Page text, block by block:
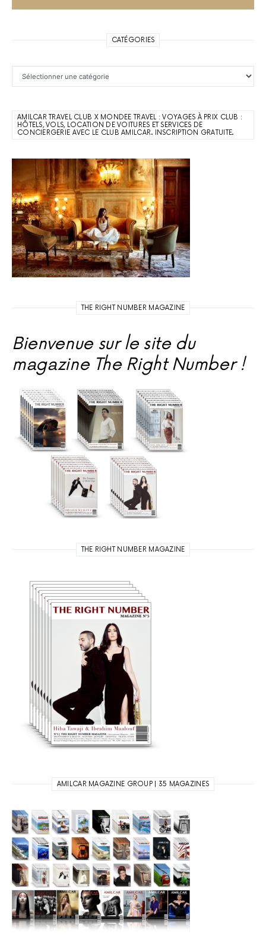
CATÉGORIES
AMILCAR TRAVEL CLUB X MONDEE TRAVEL : VOYAGES À PRIX CLUB :
HÔTELS, VOLS, LOCATION DE VOITURES ET SERVICES DE
CONCIERGERIE AVEC LE CLUB AMILCAR. INSCRIPTION GRATUITE.
THE RIGHT NUMBER MAGAZINE
Bienvenue sur le site du
magazine The Right Number !
THE RIGHT NUMBER MAGAZINE
AMILCAR MAGAZINE GROUP | 35 MAGAZINES